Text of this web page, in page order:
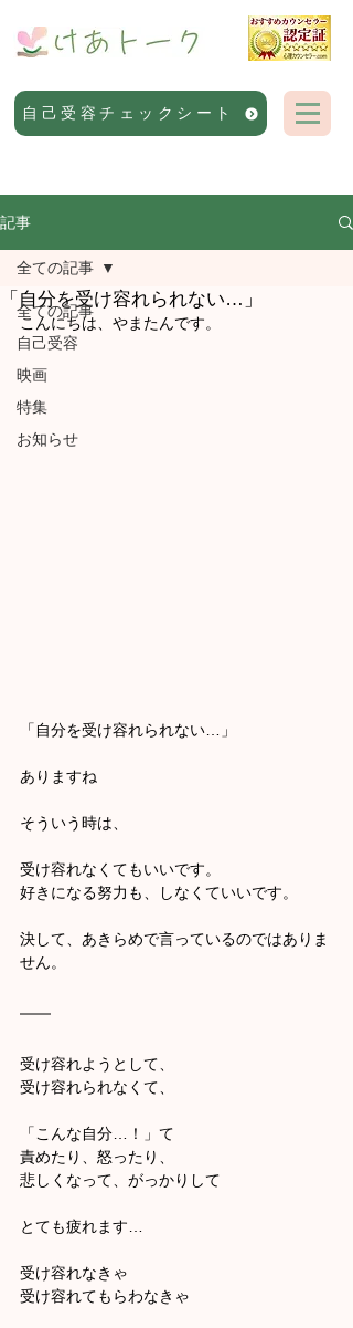
自己受容チェックシート
記事
全ての記事
自己受容
映画
特集
お知らせ
全ての記事
「自分を受け容れられない…」
こんにちは、やまたんです。
「自分を受け容れられない…」
ありますね
そういう時は、
受け容れなくてもいいです。
好きになる努力も、しなくていいです。
決して、あきらめで言っているのではありま
せん。
受け容れようとして、
受け容れられなくて、
「こんな自分…！」て
責めたり、怒ったり、
悲しくなって、がっかりして
とても疲れます…
受け容れなきゃ
受け容れてもらわなきゃ